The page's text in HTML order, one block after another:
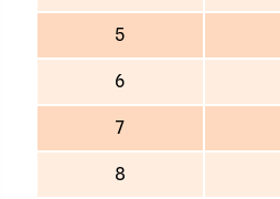
5
6
7
8